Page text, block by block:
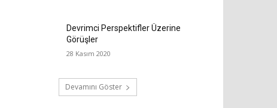
Devrimci Perspektifler Üzerine
Görüşler
28 Kasım 2020
Devamını Göster